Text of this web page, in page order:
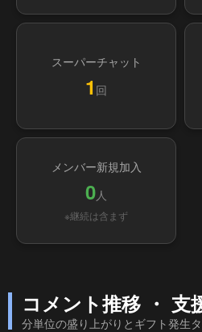
スーパーチャット
1 回
メンバー新規加入
0人
※継続は含まず
コメント推移 ・ 支
分単位の盛り上がりとギフト発生